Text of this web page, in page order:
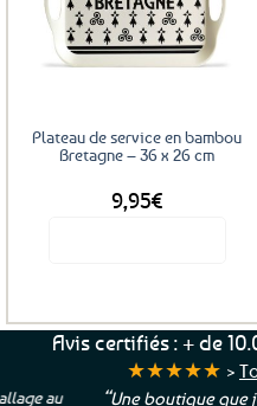
options
peuvent
sur
Ajouter
aux
favoris
Plateau de service en bambou
Bretagne – 36 x 26 cm
9,95€
Avis certifiés : + de
★★★★★ >
“Une boutique que je